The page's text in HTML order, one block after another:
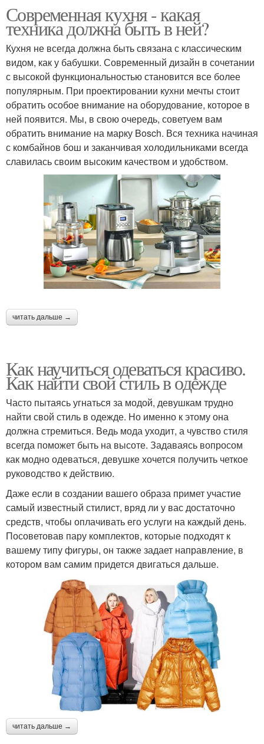
Современная кухня - какая
техника должна быть в ней?
Кухня не всегда должна быть связана с классическим
видом, как у бабушки. Современный дизайн в сочетании
с высокой функциональностью становится все более
популярным. При проектировании кухни мечты стоит
обратить особое внимание на оборудование, которое в
ней появится. Мы, в свою очередь, советуем вам
обратить внимание на марку Bosch. Вся техника начиная
с комбайнов бош и заканчивая холодильниками всегда
славилась своим высоким качеством и удобством.
читать дальше →
Как научиться одеваться красиво.
Как найти свой стиль в одежде
Часто пытаясь угнаться за модой, девушкам трудно
найти свой стиль в одежде. Но именно к этому она
должна стремиться. Ведь мода уходит, а чувство стиля
всегда поможет быть на высоте. Задаваясь вопросом
как модно одеваться, девушке хочется получить четкое
руководство к действию.
Даже если в создании вашего образа примет участие
самый известный стилист, вряд ли у вас достаточно
средств, чтобы оплачивать его услуги на каждый день.
Посоветовав пару комплектов, которые подходят к
вашему типу фигуры, он также задает направление, в
котором вам самим придется двигаться дальше.
читать дальше →